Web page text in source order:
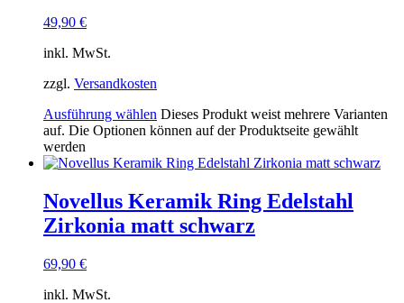
49,90 €
inkl. MwSt.
zzgl. Versandkosten
Ausführung wählen Dieses Produkt weist mehrere Varianten
auf. Die Optionen können auf der Produktseite gewählt
werden
Novellus Keramik Ring Edelstahl
Zirkonia matt schwarz
69,90 €
inkl. MwSt.